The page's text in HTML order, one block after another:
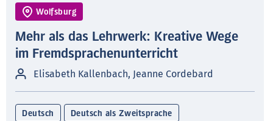
Wolfsburg
Mehr als das Lehrwerk: Kreative Wege
im Fremdsprachenunterricht
Elisabeth Kallenbach, Jeanne Cordebard
Deutsch Deutsch als Zweitsprache